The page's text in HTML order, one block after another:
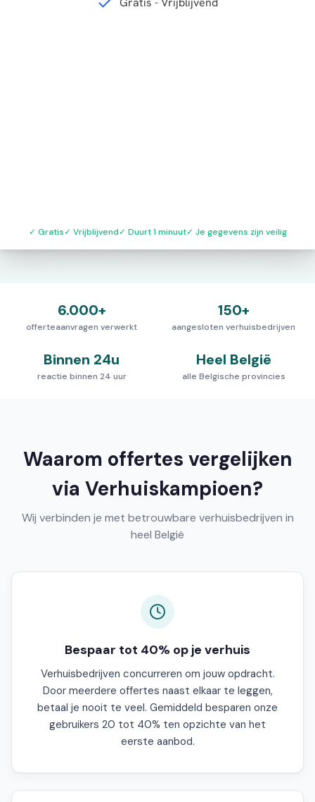
✓ Gratis✓ Vrijblijvend✓ Duurt 1 minuut✓ Je gegevens zijn veilig
6.000+
offerteaanvragen verwerkt
150+
aangesloten verhuisbedrijven
Binnen 24u
reactie binnen 24 uur
Heel België
alle Belgische provincies
Waarom offertes vergelijken
via Verhuiskampioen?
Wij verbinden je met betrouwbare verhuisbedrijven in
heel België
Bespaar tot 40% op je verhuis
Verhuisbedrijven concurreren om jouw opdracht.
Door meerdere offertes naast elkaar te leggen,
betaal je nooit te veel. Gemiddeld besparen onze
gebruikers 20 tot 40% ten opzichte van het
eerste aanbod.